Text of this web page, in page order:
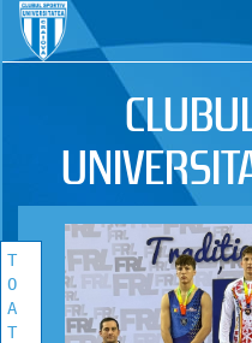
TOATE
NOUTATILE
Vezi toate stirile!
T
O
A
T